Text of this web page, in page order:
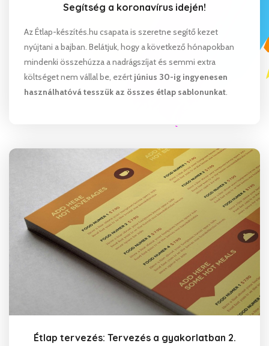
Segítség a koronavírus idején!
Az Étlap-készítés.hu csapata is szeretne segítő kezet
nyújtani a bajban. Belátjuk, hogy a következő hónapokban
mindenki összehúzza a nadrágszíjat és semmi extra
költséget nem vállal be, ezért június 30-ig ingyenesen
használhatóvá tesszük az összes étlap sablonunkat.
Étlap tervezés: Tervezés a gyakorlatban 2.